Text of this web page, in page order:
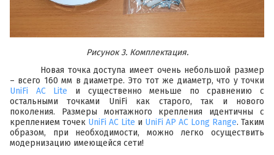
Рисунок 3. Комплектация.
Новая точка доступа имеет очень небольшой размер
– всего 160 мм в диаметре. Это тот же диаметр, что у точки
UniFi AC Lite и существенно меньше по сравнению с
остальными точками UniFi как старого, так и нового
поколения. Размеры монтажного крепления идентичны с
креплением точек UniFi AC Lite и UniFi AP AC Long Range. Таким
образом, при необходимости, можно легко осуществить
модернизацию имеющейся сети!